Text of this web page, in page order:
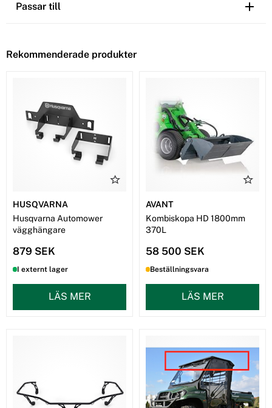
Passar till
Rekommenderade produkter
HUSQVARNA
Husqvarna Automower
vägghängare
879 SEK
I externt lager
LÄS MER
AVANT
Kombiskopa HD 1800mm
370L
58 500 SEK
Beställningsvara
LÄS MER